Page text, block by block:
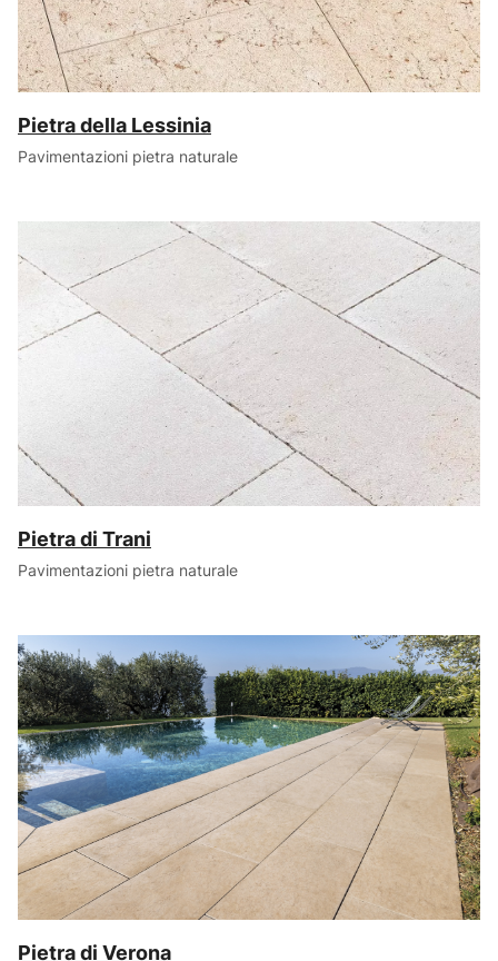
Pietra della Lessinia
Pavimentazioni pietra naturale
Pietra di Trani
Pavimentazioni pietra naturale
Pietra di Verona